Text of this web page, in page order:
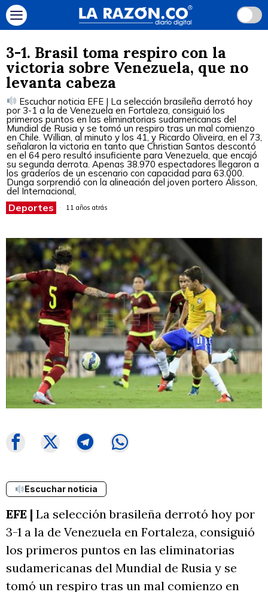
3-1. Brasil toma respiro con la
victoria sobre Venezuela, que no
levanta cabeza
Escuchar noticia EFE | La selección brasileña derrotó hoy
por 3-1 a la de Venezuela en Fortaleza, consiguió los
primeros puntos en las eliminatorias sudamericanas del
Mundial de Rusia y se tomó un respiro tras un mal comienzo
en Chile. Willian, al minuto y los 41, y Ricardo Oliveira, en el 73,
señalaron la victoria en tanto que Christian Santos descontó
en el 64 pero resultó insuficiente para Venezuela, que encajó
su segunda derrota. Apenas 38.970 espectadores llegaron a
los graderíos de un escenario con capacidad para 63.000.
Dunga sorprendió con la alineación del joven portero Álisson,
del Internacional,
Deportes 11 años atrás
Escuchar noticia
EFE | La selección brasileña derrotó hoy por
3-1 a la de Venezuela en Fortaleza, consiguió
los primeros puntos en las eliminatorias
sudamericanas del Mundial de Rusia y se
tomó un respiro tras un mal comienzo en